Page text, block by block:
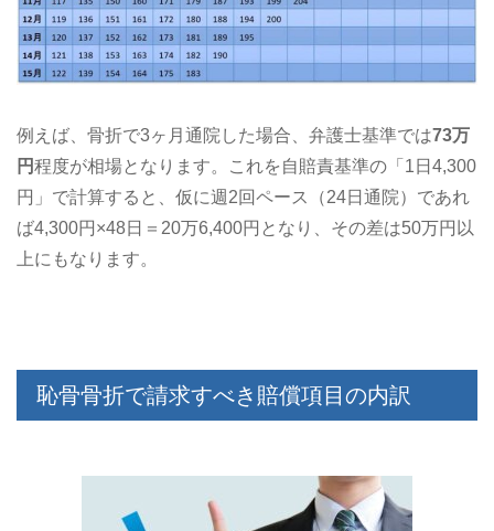
例えば、骨折で3ヶ月通院した場合、弁護士基準では73万
円程度が相場となります。これを自賠責基準の「1日4,300
円」で計算すると、仮に週2回ペース（24日通院）であれ
ば4,300円×48日＝20万6,400円となり、その差は50万円以
上にもなります。
恥骨骨折で請求すべき賠償項目の内訳